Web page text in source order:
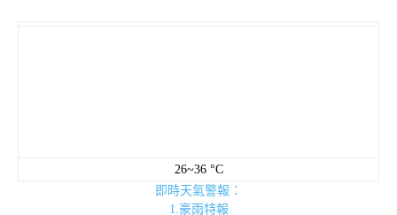
26~36 °C
即時天氣警報：
1.豪雨特報